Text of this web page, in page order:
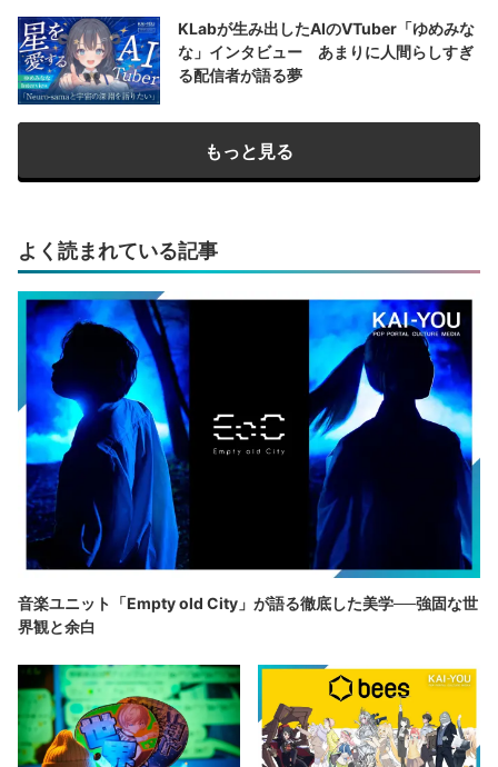
KLabが生み出したAIのVTuber「ゆめみな
な」インタビュー あまりに人間らしすぎ
る配信者が語る夢
もっと見る
よく読まれている記事
音楽ユニット「Empty old City」が語る徹底した美学──強固な世
界観と余白